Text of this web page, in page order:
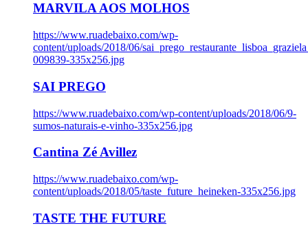
MARVILA AOS MOLHOS
https://www.ruadebaixo.com/wp-
content/uploads/2018/06/
009839-335x256.jpg
SAI PREGO
https://www.ruadebaixo.com/wp-content/uploads/2018/06/9-
sumos-naturais-e-vinho-335x256.jpg
Cantina Zé Avillez
https://www.ruadebaixo.com/wp-
content/uploads/2018/05/taste_future_heineken-335x256.jpg
TASTE THE FUTURE